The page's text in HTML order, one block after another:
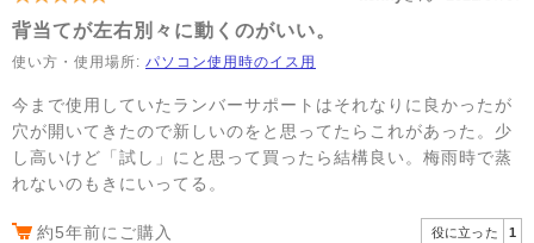
背当てが左右別々に動くのがいい。
使い方・使用場所: パソコン使用時のイス用
今まで使用していたランバーサポートはそれなりに良かったが
穴が開いてきたので新しいのをと思ってたらこれがあった。少
し高いけど「試し」にと思って買ったら結構良い。梅雨時で蒸
れないのもきにいってる。
約5年前にご購入 役に立った 1